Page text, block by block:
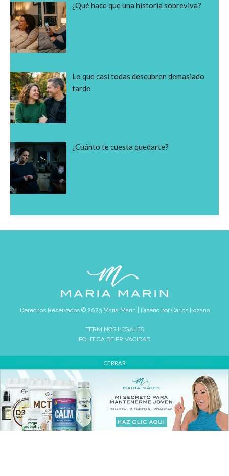
¿Qué hace que una historia sobreviva?
Lo que casi todas descubren demasiado
tarde
¿Cuánto te cuesta quedarte?
Derechos Reservados © 2023 María Marín | Diseño porCarlos Lozano
TÉRMINOS LEGALES
POLÍTICA DE PRIVACIDAD
REVIEW ETHICS
CERRAR